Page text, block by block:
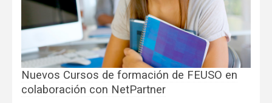
Nuevos Cursos de formación de FEUSO en
colaboración con NetPartner